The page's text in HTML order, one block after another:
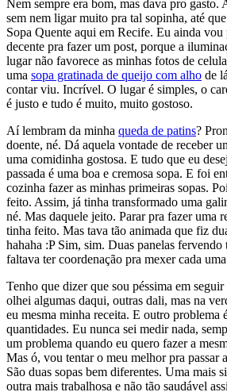
Nem sempre era bom, mas dava pro gasto.
sem nem ligar muito pra tal sopinha, até
Sopa Quente aqui em Recife. Eu ainda vou
decente pra fazer um post, porque a
lugar não favorece as minhas fotos de
uma sopa gratinada de queijo com alho de
contar viu. Incrível. O lugar é simples, o
é justo e tudo é muito, muito gostoso.
Aí lembram da minha queda de patins?
doente, né. Dá aquela vontade de receber
uma comidinha gostosa. E tudo que eu
passada é uma boa e cremosa sopa. E foi
cozinha fazer as minhas primeiras sopas.
feito. Assim, já tinha transformado uma
né. Mas daquele jeito. Parar pra fazer uma
tinha feito. Mas tava tão animada que fiz
hahaha :P Sim, sim. Duas panelas fervendo
faltava ter coordenação pra mexer cada
Tenho que dizer que sou péssima em
olhei algumas daqui, outras dali, mas na
eu mesma minha receita. E outro problema
quantidades. Eu nunca sei medir nada,
um problema quando eu quero fazer a
Mas ó, vou tentar o meu melhor pra passar
São duas sopas bem diferentes. Uma mais
outra mais trabalhosa e não tão saudável